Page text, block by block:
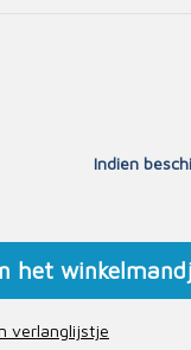
Indien
het
verlanglijstje